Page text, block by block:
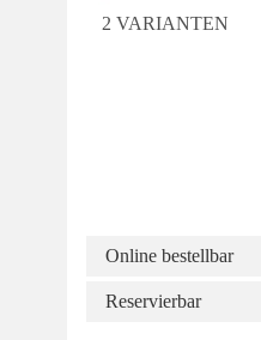
2 VARIANTEN
Online bestellbar
Reservierbar